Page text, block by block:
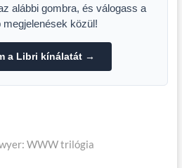
alábbi gombra, és válogass a
megjelenések közül!
a Libri kínálatát →
WWW trilógia